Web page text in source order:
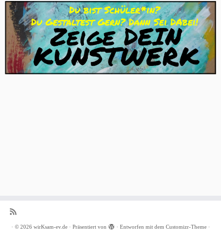
· © 2026 wirKsam-ev.de· Präsentiert von · Entworfen mit dem Customizr-Theme·